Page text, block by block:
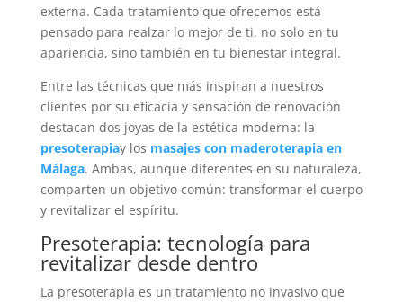
externa. Cada tratamiento que ofrecemos está
pensado para realzar lo mejor de ti, no solo en tu
apariencia, sino también en tu bienestar integral.
Entre las técnicas que más inspiran a nuestros
clientes por su eficacia y sensación de renovación
destacan dos joyas de la estética moderna: la
presoterapiay los masajes con maderoterapia en
Málaga. Ambas, aunque diferentes en su naturaleza,
comparten un objetivo común: transformar el cuerpo
y revitalizar el espíritu.
Presoterapia: tecnología para
revitalizar desde dentro
La presoterapia es un tratamiento no invasivo que